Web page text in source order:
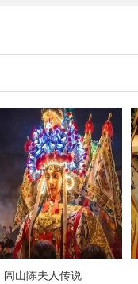
闾山陈夫人传说